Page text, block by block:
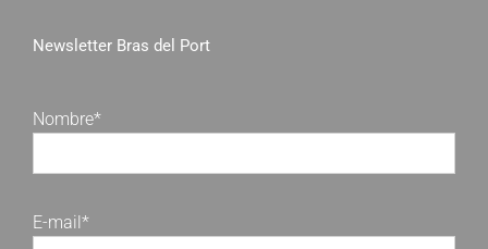
Newsletter Bras del Port
Nombre*
E-mail*